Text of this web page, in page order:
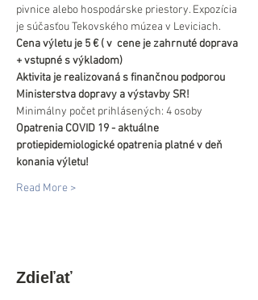
pivnice alebo hospodárske priestory. Expozícia
je súčasťou Tekovského múzea v Leviciach.
Cena výletu je 5 € ( v  cene je zahrnuté doprava
+ vstupné s výkladom)
Aktivita je realizovaná s finančnou podporou
Ministerstva dopravy a výstavby SR!
Minimálny počet prihlásených: 4 osoby
Opatrenia COVID 19 - aktuálne
protiepidemiologické opatrenia platné v deň
konania výletu!
Read More >
Zdieľať